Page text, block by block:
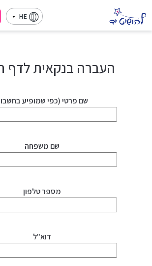
HE
העברה בנקאית לדף
שם פרטי (כפי שמופיע
שם משפחה
מספר טלפון
דוא"ל